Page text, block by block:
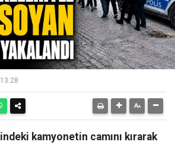
kamyonetin camını kırarak